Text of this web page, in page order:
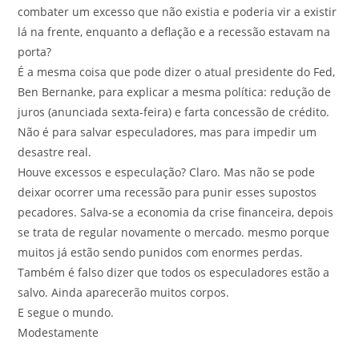
combater um excesso que não existia e poderia vir a existir
lá na frente, enquanto a deflação e a recessão estavam na
porta?
É a mesma coisa que pode dizer o atual presidente do Fed,
Ben Bernanke, para explicar a mesma política: redução de
juros (anunciada sexta-feira) e farta concessão de crédito.
Não é para salvar especuladores, mas para impedir um
desastre real.
Houve excessos e especulação? Claro. Mas não se pode
deixar ocorrer uma recessão para punir esses supostos
pecadores. Salva-se a economia da crise financeira, depois
se trata de regular novamente o mercado. mesmo porque
muitos já estão sendo punidos com enormes perdas.
Também é falso dizer que todos os especuladores estão a
salvo. Ainda aparecerão muitos corpos.
E segue o mundo.
Modestamente